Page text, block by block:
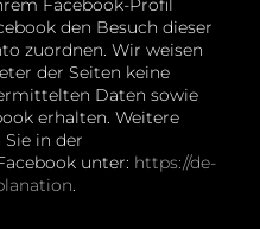
Facebook-Profil
den Besuch dieser
zuordnen. Wir weisen
der Seiten keine
Daten sowie
erhalten. Weitere
in der
unter: https://de-
.